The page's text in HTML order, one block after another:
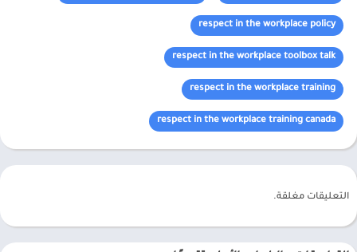
respect in the workplace policy
respect in the workplace toolbox talk
respect in the workplace training
respect in the workplace training canada
التعليقات مغلقة.